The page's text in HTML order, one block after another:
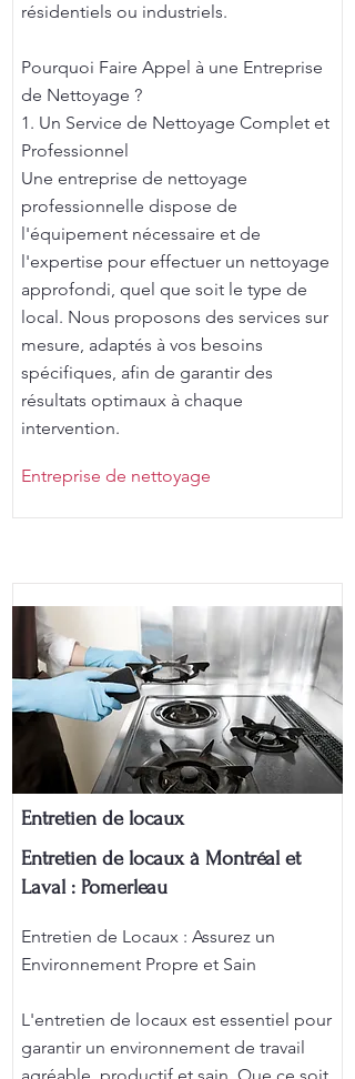
résidentiels ou industriels.
Pourquoi Faire Appel à une Entreprise
de Nettoyage ?
1. Un Service de Nettoyage Complet et
Professionnel
Une entreprise de nettoyage
professionnelle dispose de
l'équipement nécessaire et de
l'expertise pour effectuer un nettoyage
approfondi, quel que soit le type de
local. Nous proposons des services sur
mesure, adaptés à vos besoins
spécifiques, afin de garantir des
résultats optimaux à chaque
intervention.
Entreprise de nettoyage
Entretien de locaux
Entretien de locaux à Montréal et
Laval : Pomerleau
Entretien de Locaux : Assurez un
Environnement Propre et Sain
L'entretien de locaux est essentiel pour
garantir un environnement de travail